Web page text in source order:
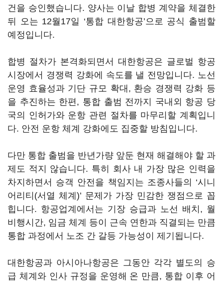
건을 승인했습니다. 양사는 이날 합병 계약을 체결한
뒤 오는 12월17일 ‘통합 대한항공’으로 공식 출범할
예정입니다.
합병 절차가 본격화되면서 대한항공은 글로벌 항공
시장에서 경쟁력 강화에 속도를 낼 전망입니다. 노선
운영 효율성과 기단 규모 확대, 환승 경쟁력 강화 등
을 추진하는 한편, 통합 출범 전까지 국내외 항공 당
국의 인허가와 운항 관련 절차를 마무리할 계획입니
다. 안전 운항 체계 강화에도 집중할 방침입니다.
다만 통합 출범을 반년가량 앞둔 현재 해결해야 할 과
제도 적지 않습니다. 특히 회사 내 가장 많은 인력을
차지하면서 승객 안전을 책임지는 조종사들의 ‘시니
어리티(서열 체계)’ 문제가 가장 민감한 쟁점으로 꼽
힙니다. 항공업계에서는 기장 승급과 노선 배치, 월
비행시간, 임금 체계 등이 근속 연한과 직결되는 만큼
통합 과정에서 노조 간 갈등 가능성이 제기됩니다.
대한항공과 아시아나항공은 그동안 각각 별도의 승
급 체계와 인사 규정을 운영해 온 만큼, 통합 이후 어